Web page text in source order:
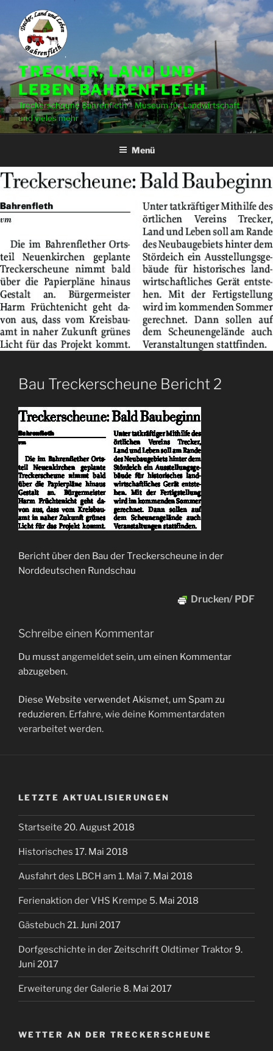
Inhalt
springen
TRECKER, LAND UND
LEBEN BAHRENFLETH
Treckerscheune Bahrenfleth – Museum für Landwirtschaft
und vieles mehr
Menü
Bau Treckerscheune Bericht 2
Bericht über den Bau der Treckerscheune in der
Norddeutschen Rundschau
Drucken/ PDF
Schreibe einen Kommentar
Du musstangemeldetsein, um einen Kommentar
abzugeben.
Diese Website verwendet Akismet, um Spam zu
reduzieren. Erfahre, wie deine Kommentardaten
verarbeitet werden.
LETZTE AKTUALISIERUNGEN
Startseite 20. August 2018
Historisches 17. Mai 2018
Ausfahrt des LBCH am 1. Mai 7. Mai 2018
Ferienaktion der VHS Krempe 5. Mai 2018
Gästebuch 21. Juni 2017
Dorfgeschichte in der Zeitschrift Oldtimer Traktor9.
Juni 2017
Erweiterung der Galerie 8. Mai 2017
WETTER AN DER TRECKERSCHEUNE